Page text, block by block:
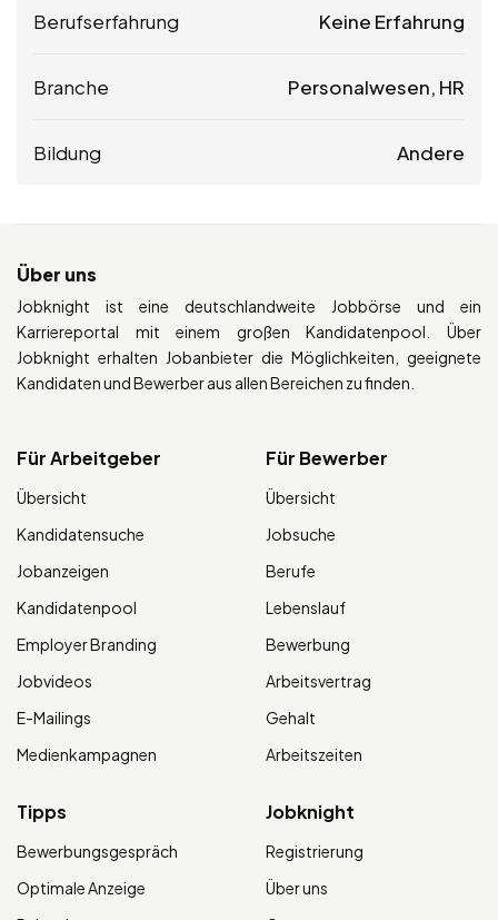
Berufserfahrung Keine Erfahrung
Branche Personalwesen, HR
Bildung Andere
Über uns
Jobknight ist eine deutschlandweite Jobbörse und ein
Karriereportal mit einem großen Kandidatenpool. Über
Jobknight erhalten Jobanbieter die Möglichkeiten, geeignete
Kandidaten und Bewerber aus allen Bereichen zu finden.
Für Arbeitgeber
Übersicht
Kandidatensuche
Jobanzeigen
Kandidatenpool
Employer Branding
Jobvideos
E-Mailings
Medienkampagnen
Für Bewerber
Übersicht
Jobsuche
Berufe
Lebenslauf
Bewerbung
Arbeitsvertrag
Gehalt
Arbeitszeiten
Tipps
Bewerbungsgespräch
Optimale Anzeige
Jobknight
Registrierung
Über uns